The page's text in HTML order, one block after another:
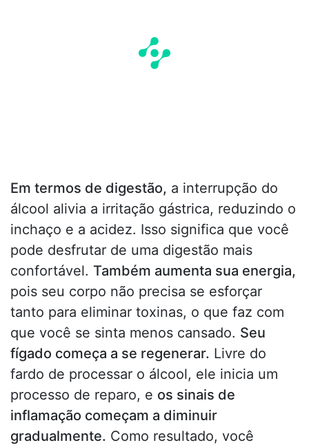
Em termos de digestão, a interrupção do
álcool alivia a irritação gástrica, reduzindo o
inchaço e a acidez. Isso significa que você
pode desfrutar de uma digestão mais
confortável. Também aumenta sua energia,
pois seu corpo não precisa se esforçar
tanto para eliminar toxinas, o que faz com
que você se sinta menos cansado. Seu
fígado começa a se regenerar. Livre do
fardo de processar o álcool, ele inicia um
processo de reparo, e os sinais de
inflamação começam a diminuir
gradualmente. Como resultado, você